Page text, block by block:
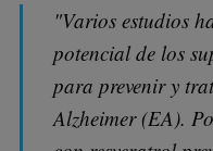
"Varios estudios
potencial de los
para prevenir y
Alzheimer (EA).